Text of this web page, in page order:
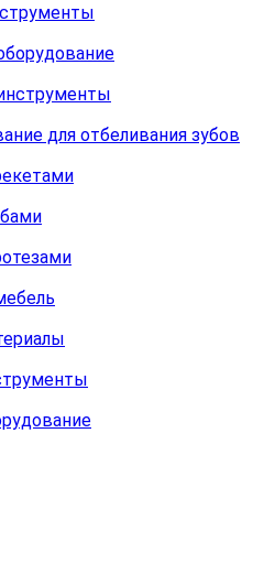
для отбеливания зубов